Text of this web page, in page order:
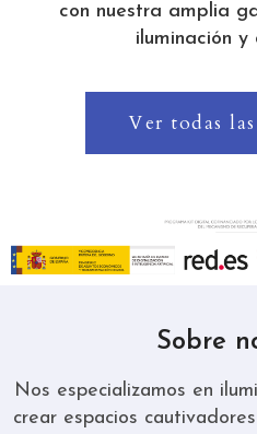
con nuestra amplia
iluminación y
Ver todas
Sobre
Nos especializamos en
crear espacios